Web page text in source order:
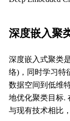
深度嵌入聚
深度嵌入式聚类
络)，同时学习特
数据空间到低维
地优化聚类目标.
与现有技术相比